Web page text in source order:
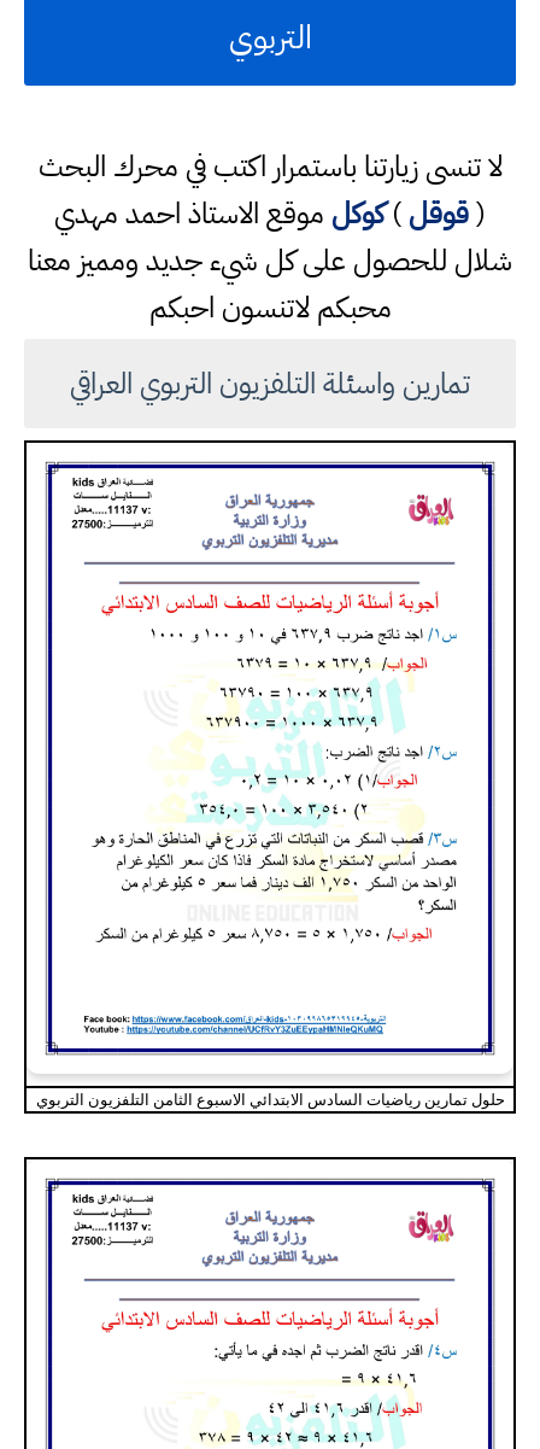
التربوي
لا تنسى زيارتنا باستمرار اكتب في محرك البحث
(قوقل)كوكل موقع الاستاذ احمد مهدي
شلال للحصول على كل شيء جديد ومميز معنا
محبكم لاتنسون احبكم
تمارين واسئلة التلفزيون التربوي العراقي
حلول تمارين رياضيات السادس الابتدائي الاسبوع الثامن التلفزيون التربوي